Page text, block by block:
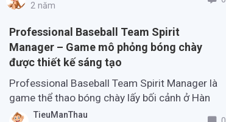
2 năm
Professional Baseball Team Spirit
Manager – Game mô phỏng bóng chày
được thiết kế sáng tạo
Professional Baseball Team Spirit Manager là
game thể thao bóng chày lấy bối cảnh ở Hàn
Quốc đang trong quá trình phát triển.
TieuManThau